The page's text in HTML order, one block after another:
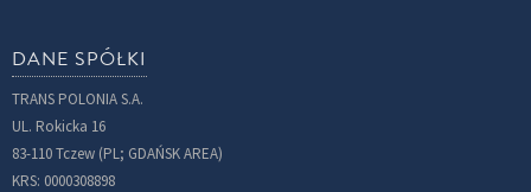
DANE SPÓŁKI
TRANS POLONIA S.A.
UL. Rokicka 16
83-110 Tczew (PL; GDAŃSK AREA)
KRS: 0000308898